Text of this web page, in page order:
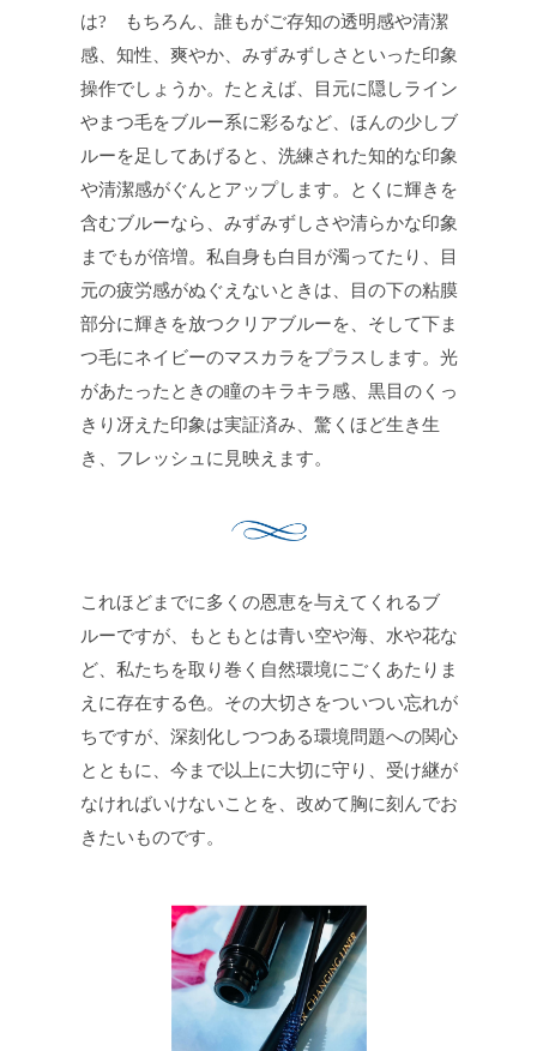
は? もちろん、誰もがご存知の透明感や清潔
感、知性、爽やか、みずみずしさといった印象
操作でしょうか。たとえば、目元に隠しライン
やまつ毛をブルー系に彩るなど、ほんの少しブ
ルーを足してあげると、洗練された知的な印象
や清潔感がぐんとアップします。とくに輝きを
含むブルーなら、みずみずしさや清らかな印象
までもが倍増。私自身も白目が濁ってたり、目
元の疲労感がぬぐえないときは、目の下の粘膜
部分に輝きを放つクリアブルーを、そして下ま
つ毛にネイビーのマスカラをプラスします。光
があたったときの瞳のキラキラ感、黒目のくっ
きり冴えた印象は実証済み、驚くほど生き生
き、フレッシュに見映えます。
これほどまでに多くの恩恵を与えてくれるブ
ルーですが、もともとは青い空や海、水や花な
ど、私たちを取り巻く自然環境にごくあたりま
えに存在する色。その大切さをついつい忘れが
ちですが、深刻化しつつある環境問題への関心
とともに、今まで以上に大切に守り、受け継が
なければいけないことを、改めて胸に刻んでお
きたいものです。